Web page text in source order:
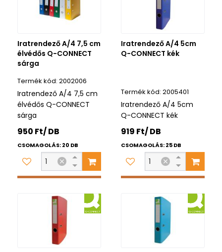
Iratrendező A/4 7,5 cm
élvédős Q-CONNECT
sárga
2002006
Iratrendező A/4 7,5 cm
élvédős Q-CONNECT
sárga
950 Ft/ DB
CSOMAGOLÁS: 20 DB
Iratrendező A/4 5cm
Q-CONNECT kék
2005401
Iratrendező A/4 5cm
Q-CONNECT kék
919 Ft/ DB
CSOMAGOLÁS: 25 DB